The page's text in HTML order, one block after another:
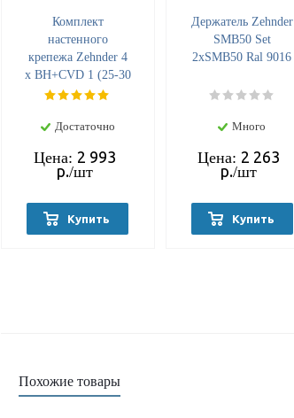
Комплект
настенного
крепежа Zehnder 4
x BH+CVD 1 (25-30
мм), белый, Ral
Достаточно
Цена: 2 993
р./шт
Купить
Держатель Zehnder
SMB50 Set
2хSMB50 Ral 9016
Много
Цена: 2 263
р./шт
Купить
Похожие товары